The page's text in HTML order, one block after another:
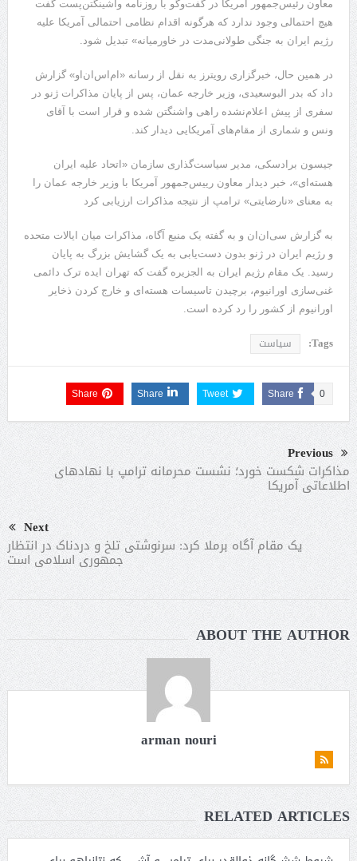
معاون رئیس‌جمهور آمریکا در گفت‌وگو با روزنامه واشینگتن‌پست گفت
هیچ احتمالی وجود ندارد که هرگونه اقدام نظامی احتمالی آمریکا علیه
رژیم ایران به جنگی طولانی‌مدت در خاورمیانه» تبدیل شود.
در همین حال، خبرگزاری رویترز به نقل از رسانه «ام‌اس‌ان‌او» گزارش
داد که بدر البوسعیدی، وزیر خارجه عمان، پس از پایان مذاکرات ژنو در
سفری از پیش اعلام‌نشده راهی واشنگتن شده و قرار است با آقای
ونس و شماری از مقام‌های آمریکایی دیدار کند.
جیسون برادسکی، مدیر سیاست‌گذاری سازمان «اتحاد علیه ایران
هسته‌ای»، خبر دیدار معاون رییس‌جمهور آمریکا با وزیر خارجه عمان را
به معنای «نارضایتی» ترامپ از نتیجه مذاکرات ارزیابی کرد
به گزارش سی‌ان‌ان و به گفته یک منبع آگاه، مذاکرات میان ایالات متحده
و رژیم ایران در ژنو بدون دست‌یابی به یک گشایش بزرگ به پایان
رسید. یک مقام رژیم ایران به الجزیره گفت که تهران ایده ترک دائمی
غنی‌سازی اورانیوم، برچیدن تاسیسات هسته‌ای و خارج کردن ذخایر
اورانیوم از کشور را رد کرده است.
Tags: سیاست
Share 0
Tweet
Share
Share
Previous
مذاکرات شکست خورد؛ نشست محرمانه ترامپ با نهادهای
اطلاعاتی آمریکا
Next
یک مقام آگاه برملا کرد: سرنوشتی تلخ و دردناک در انتظار
جمهوری اسلامی است
ABOUT THE AUTHOR
arman nouri
RELATED ARTICLES